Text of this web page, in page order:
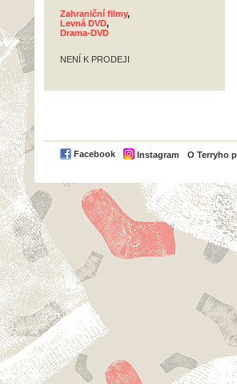
Zahraniční filmy,
Levná DVD,
Drama-DVD
NENÍ K PRODEJI
Facebook Instagram O Terryho